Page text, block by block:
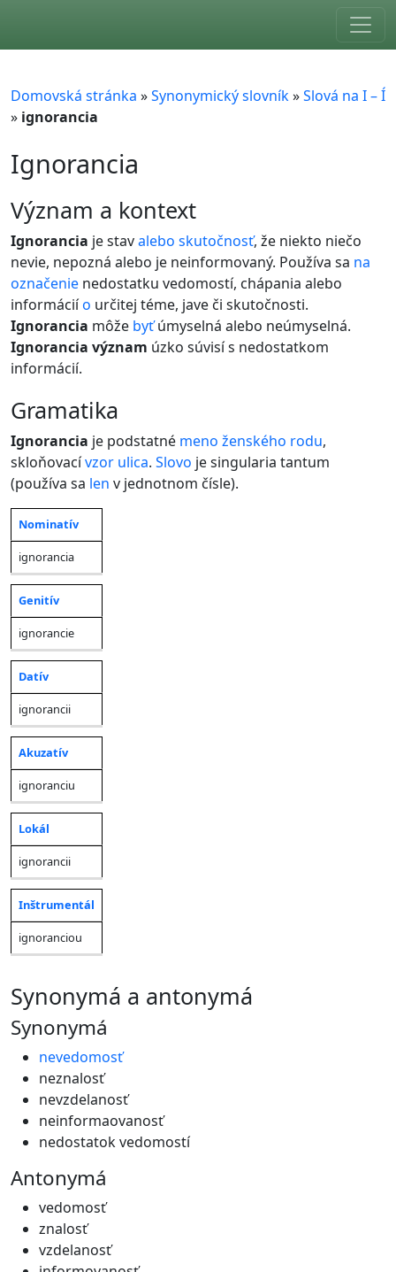
Domovská stránka »Synonymický slovník»Slová na I – Í
» ignorancia
Ignorancia
význam a kontext
Ignorancia je stavalebo skutočnosť, že niekto niečo
nevie, nepozná alebo je neinformovaný. Používa sa na
označenie nedostatku vedomostí, chápania alebo
informáciío určitej téme, jave či skutočnosti.
Ignorancia môže byťúmyselná alebo neúmyselná.
Ignorancia význam úzko súvisí s nedostatkom
informácií.
gramatika
Ignorancia je podstatné meno ženského rodu,
skloňovacívzor ulica. Slovo je singularia tantum
(používa sa len v jednotnom čísle).
Pád
Jednotné
číslo
Nominatív
ignorancia
Genitív
ignorancie
Datív
ignorancii
Akuzatív
ignoranciu
Lokál
ignorancii
Inštrumentál
ignoranciou
synonymá a antonymá
Synonymá
nevedomosť
neznalosť
nevzdelanosť
neinformaovanosť
nedostatok vedomostí
Antonymá
vedomosť
znalosť
vzdelanosť